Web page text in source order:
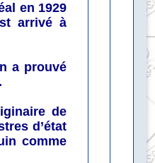
en 1929
arrivé à
a prouvé
de
d’état
comme